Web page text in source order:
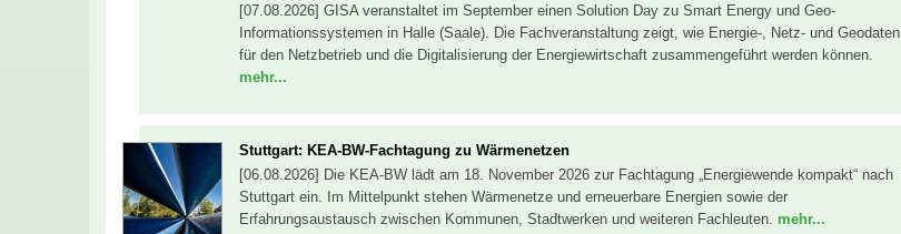
[07.08.2026] GISA veranstaltet im September einen Solution Day zu Smart Energy und Geo-
Informationssystemen in Halle (Saale). Die Fachveranstaltung zeigt, wie Energie-, Netz- und Geodaten
für den Netzbetrieb und die Digitalisierung der Energiewirtschaft zusammengeführt werden können.
mehr...
Stuttgart: KEA-BW-Fachtagung zu Wärmenetzen
[06.08.2026] Die KEA-BW lädt am 18. November 2026 zur Fachtagung „Energiewende kompakt“ nach
Stuttgart ein. Im Mittelpunkt stehen Wärmenetze und erneuerbare Energien sowie der
Erfahrungsaustausch zwischen Kommunen, Stadtwerken und weiteren Fachleuten. mehr...